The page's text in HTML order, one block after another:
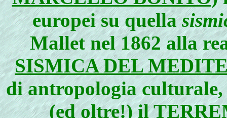
europei su quella
Mallet nel 1862 alla
SISMICA DEL
di antropologia
(ed oltre!) il